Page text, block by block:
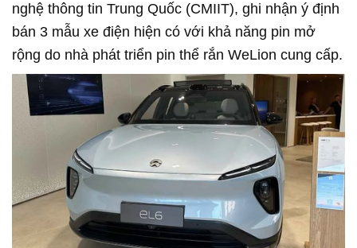
nghệ thông tin Trung Quốc (CMIIT), ghi nhận ý định
bán 3 mẫu xe điện hiện có với khả năng pin mở
rộng do nhà phát triển pin thể rắn WeLion cung cấp.